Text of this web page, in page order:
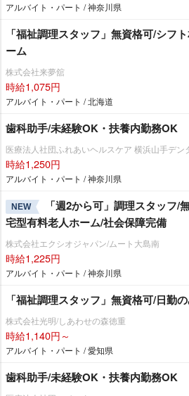
アルバイト・パート / 神奈川県
「福祉調理スタッフ」無資格可/シフ
ーム
株式会社来夢舘
時給1,075円
アルバイト・パート / 北海道
歯科助手/未経験OK・扶養内勤務OK
医療法人社団ふれあいヘルスケア 横浜山手デン
時給1,250円
アルバイト・パート / 神奈川県
NEW
「週2から可」調理スタッフ/
宅型有料老人ホーム/社会保障完備
株式会社エクシオジャパン/ムート大島南
時給1,225円
アルバイト・パート / 神奈川県
「福祉調理スタッフ」無資格可/日勤
株式会社光明/しあわせの森徳重
時給1,140円～
アルバイト・パート / 愛知県
歯科助手/未経験OK・扶養内勤務OK